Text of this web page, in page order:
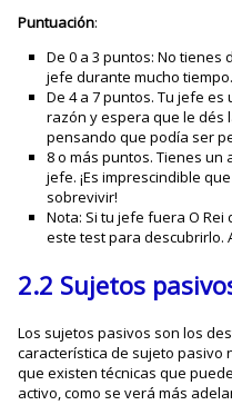
Puntuación:
De 0 a 3 puntos: No
jefe durante mucho tiempo.
De 4 a 7 puntos. Tu jefe es
razón y espera que le dés
pensando que podía ser
8 o más puntos. Tienes un
jefe. ¡Es imprescindible
sobrevivir!
Nota: Si tu jefe fuera O
este test para descubrirlo.
2.2 Sujetos
Los sujetos pasivos son los
característica de sujeto pasivo
que existen técnicas que
activo, como se verá más